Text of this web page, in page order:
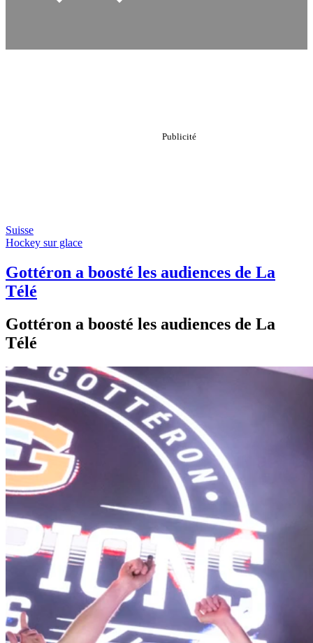
Suisse
Hockey sur glace
Gottéron a boosté les audiences de La
Télé
Gottéron a boosté les audiences de La
Télé